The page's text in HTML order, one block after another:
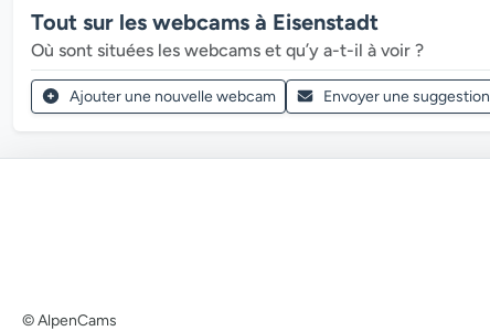
Tout sur les webcams à Eisenstadt
Où sont situées les webcams et qu’y a-t-il à voir ?
Ajouter une nouvelle webcam Envoyer une suggestion
© AlpenCams